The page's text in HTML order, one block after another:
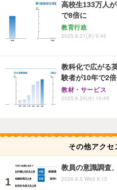
高校生133万人
で8倍に
教育行政
2025.8.21(木) 9:45
教科化で広がる
験者が10年で2倍
教材・サービス
2025.8.20(水) 10:45
その他アクセ
教員の意識調査
2026.8.5 Wed 9:15